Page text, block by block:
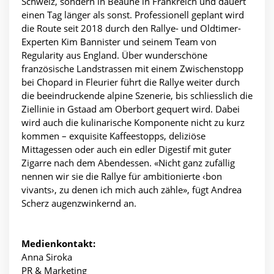
einen Tag länger als sonst. Professionell geplant wird
die Route seit 2018 durch den Rallye- und Oldtimer-
Experten Kim Bannister und seinem Team von
Regularity aus England. Über wunderschöne
französische Landstrassen mit einem Zwischenstopp
bei Chopard in Fleurier führt die Rallye weiter durch
die beeindruckende alpine Szenerie, bis schliesslich die
Ziellinie in Gstaad am Oberbort gequert wird. Dabei
wird auch die kulinarische Komponente nicht zu kurz
kommen – exquisite Kaffeestopps, deliziöse
Mittagessen oder auch ein edler Digestif mit guter
Zigarre nach dem Abendessen. «Nicht ganz zufällig
nennen wir sie die Rallye für ambitionierte ‹bon
vivants›, zu denen ich mich auch zähle», fügt Andrea
Scherz augenzwinkernd an.
Medienkontakt:
Anna Siroka
PR & Marketing